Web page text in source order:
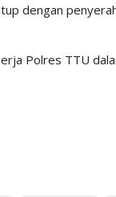
dengan
Polres TTU